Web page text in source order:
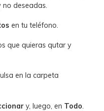
deseadas.
en tu teléfono.
que quieras qutar y
en la carpeta
y, luego, en Todo